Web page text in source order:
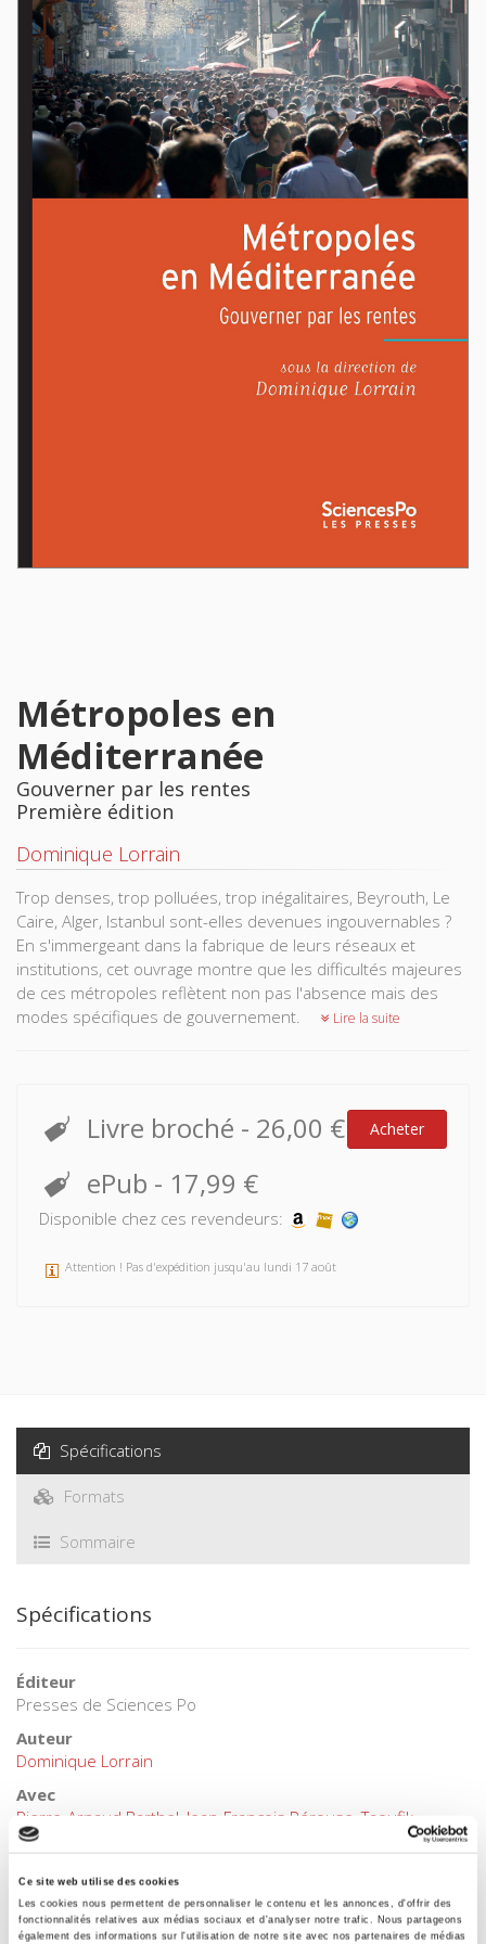
Ce site web utilise des cookies
Les cookies nous permettent de personnaliser le contenu et les annonces, d'offrir des
fonctionnalités relatives aux médias sociaux et d'analyser notre trafic. Nous partageons
également des informations sur l'utilisation de notre site avec nos partenaires de médias
Métropoles en
Méditerranée
Gouverner par les rentes
Première édition
Dominique Lorrain
Trop denses, trop polluées, trop inégalitaires, Beyrouth, Le
Caire, Alger, Istanbul sont-elles devenues ingouvernables ?
En s'immergeant dans la fabrique de leurs réseaux et
institutions, cet ouvrage montre que les difficultés majeures
de ces métropoles reflètent non pas l'absence mais des
modes spécifiques de gouvernement.
Lire la suite
Livre broché - 26,00 € Acheter
ePub - 17,99 €
Disponible chez ces revendeurs:
Attention ! Pas d'expédition jusqu'au lundi 17 août
Spécifications
Formats
Sommaire
Spécifications
Éditeur
Presses de Sciences Po
Auteur
Dominique Lorrain
Avec
Pierre-Arnaud Barthel Jean-François Pérouse ,Taoufik
Souami
Collection
Académique
Langue